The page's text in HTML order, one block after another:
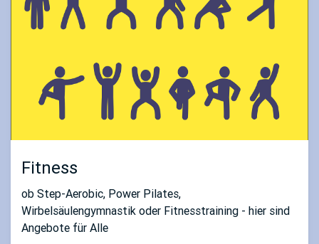
Fitness
ob Step-Aerobic, Power Pilates,
Wirbelsäulengymnastik oder Fitnesstraining - hier sind
Angebote für Alle